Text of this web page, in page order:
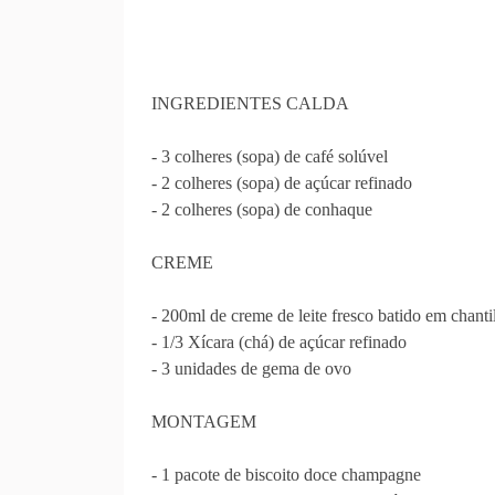
INGREDIENTES CALDA
- 3 colheres (sopa) de café solúvel
- 2 colheres (sopa) de açúcar refinado
- 2 colheres (sopa) de conhaque
CREME
- 200ml de creme de leite fresco batido em
- 1/3 Xícara (chá) de açúcar refinado
- 3 unidades de gema de ovo
MONTAGEM
- 1 pacote de biscoito doce champagne